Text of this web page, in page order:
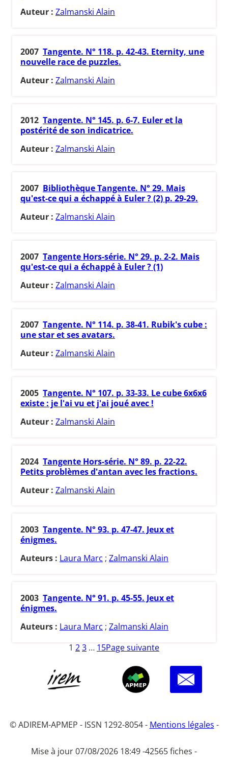
Auteur : Zalmanski Alain
2007 Tangente. N° 118. p. 42-43. Eternity, une
nouvelle race de puzzles.
Auteur : Zalmanski Alain
2012 Tangente. N° 145. p. 6-7. Euler et la
postérité de son indicatrice.
Auteur : Zalmanski Alain
2007 Bibliothèque Tangente. N° 29. Mais
qu'est-ce qui a échappé à Euler ? (2) p. 29-29.
Auteur : Zalmanski Alain
2007 Tangente Hors-série. N° 29. p. 2-2. Mais
qu'est-ce qui a échappé à Euler ? (1)
Auteur : Zalmanski Alain
2007 Tangente. N° 114. p. 38-41. Rubik's cube :
une star et ses avatars.
Auteur : Zalmanski Alain
2005 Tangente. N° 107. p. 33-33. Le cube 6x6x6
existe : je l'ai vu et j'ai joué avec !
Auteur : Zalmanski Alain
2024 Tangente Hors-série. N° 89. p. 22-22.
Petits problèmes d'antan avec les fractions.
Auteur : Zalmanski Alain
2003 Tangente. N° 93. p. 47-47. Jeux et
énigmes.
Auteurs : Laura Marc ; Zalmanski Alain
2003 Tangente. N° 91. p. 45-55. Jeux et
énigmes.
Auteurs : Laura Marc ; Zalmanski Alain
1 23 … 15Page suivante
© ADIREM-APMEP - ISSN 1292-8054 - Mentions légales -
Mise à jour 07/08/2026 18:49 -42565 fiches -